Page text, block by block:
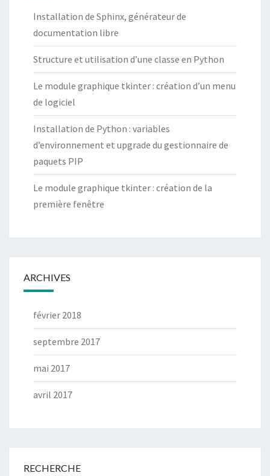
Installation de Sphinx, générateur de
documentation libre
Structure et utilisation d’une classe en Python
Le module graphique tkinter : création d’un menu
de logiciel
Installation de Python : variables
d’environnement et upgrade du gestionnaire de
paquets PIP
Le module graphique tkinter : création de la
première fenêtre
ARCHIVES
février 2018
septembre 2017
mai 2017
avril 2017
RECHERCHE